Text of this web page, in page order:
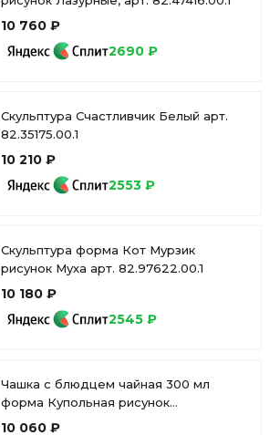
10 760 ₽
2690 ₽
Скульптура Счастливчик Белый арт.
82.35175.00.1
10 210 ₽
2553 ₽
Скульптура форма Кот Мурзик
рисунок Муха арт. 82.97622.00.1
10 180 ₽
2545 ₽
Чашка с блюдцем чайная 300 мл
форма Купольная рисунок
Кобальтовая сетка арт. 81.18456.00.1
10 060 ₽